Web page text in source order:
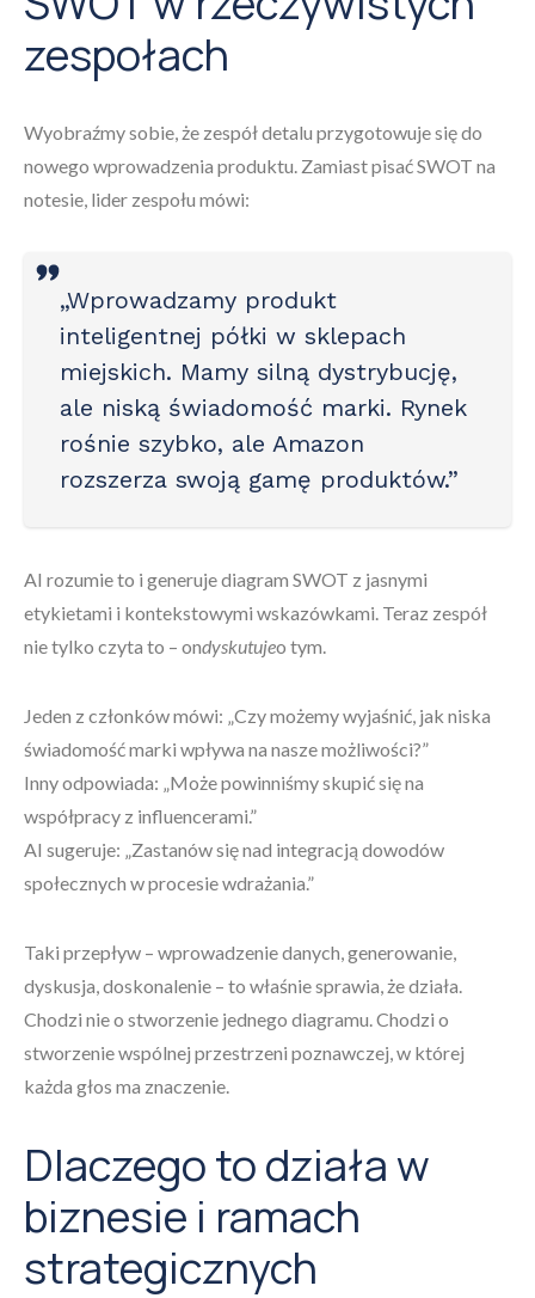
zespołach
Wyobraźmy sobie, że zespół detalu przygotowuje się do
nowego wprowadzenia produktu. Zamiast pisać SWOT na
notesie, lider zespołu mówi:
„Wprowadzamy produkt
inteligentnej półki w sklepach
miejskich. Mamy silną dystrybucję,
ale niską świadomość marki. Rynek
rośnie szybko, ale Amazon
rozszerza swoją gamę produktów.”
AI rozumie to i generuje diagram SWOT z jasnymi
etykietami i kontekstowymi wskazówkami. Teraz zespół
nie tylko czyta to – ondyskutujeo tym.
Jeden z członków mówi: „Czy możemy wyjaśnić, jak niska
świadomość marki wpływa na nasze możliwości?”
Inny odpowiada: „Może powinniśmy skupić się na
współpracy z influencerami.”
AI sugeruje: „Zastanów się nad integracją dowodów
społecznych w procesie wdrażania.”
Taki przepływ – wprowadzenie danych, generowanie,
dyskusja, doskonalenie – to właśnie sprawia, że działa.
Chodzi nie o stworzenie jednego diagramu. Chodzi o
stworzenie wspólnej przestrzeni poznawczej, w której
każda głos ma znaczenie.
Dlaczego to działa w
biznesie i ramach
strategicznych